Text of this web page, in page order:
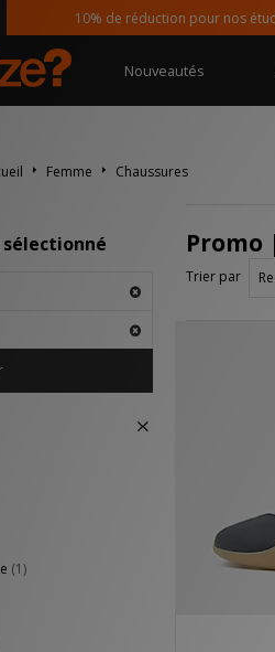
10% de réduction pour nos étudiants
Nouveautés
Femme Chaussures
sélectionné
(1)
Promo
Trier par